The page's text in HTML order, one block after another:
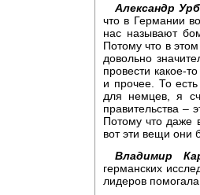
Александр
что в Германии
нас называют
Потому что в
довольно
провести какое-
и прочее. То
для немцев, я
правительства –
Потому что даже
вот эти вещи они
Владимир
германских
лидеров